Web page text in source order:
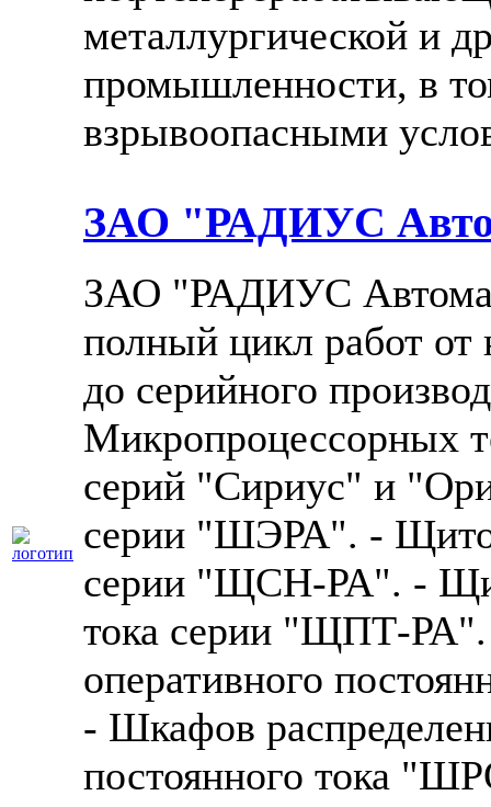
металлургической и
промышленности, в
взрывоопасными
ЗАО "РАДИУС
ЗАО "РАДИУС
полный цикл работ
до серийного
Микропроцессорных
серий "Сириус" и
серии "ШЭРА". -
серии "ЩСН-РА". -
тока серии "ЩПТ-
оперативного
- Шкафов
постоянного тока